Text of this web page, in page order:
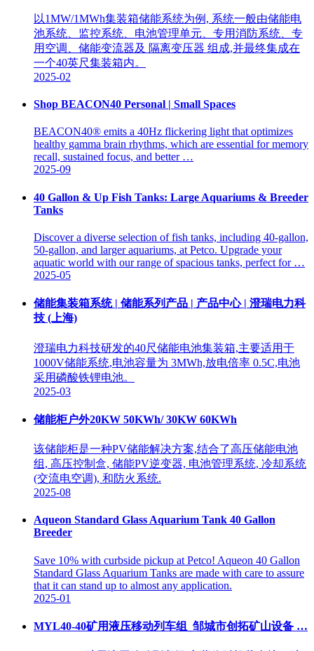
以1MW/1MWh集装箱储能系统为例, 系统一般由储能电
池系统、监控系统、电池管理单元、专用消防系统、专
用空调、储能变流器及 隔离变压器 组成,并最终集成在
一个40英尺集装箱内。
2025-02
Shop BEACON40 Personal | Small Spaces
BEACON40® emits a 40Hz flickering light that optimizes
healthy gamma brain rhythms, which are essential for memory
recall, sustained focus, and better …
2025-09
40 Gallon & Up Fish Tanks: Large Aquariums & Breeder
Tanks
Discover a diverse selection of fish tanks, including 40-gallon,
50-gallon, and larger aquariums, at Petco. Upgrade your
aquatic world with our range of spacious tanks, perfect for …
2025-05
储能集装箱系统 | 储能系列产品 | 产品中心 | 澄瑞电力科
技 (上海)
澄瑞电力科技研发的40尺储能电池集装箱,主要适用于
1000V储能系统,电池容量为 3MWh,放电倍率 0.5C,电池
采用磷酸铁锂电池。
2025-03
储能柜户外20KW 50KWh/ 30KW 60KWh
该储能柜是一种PV储能解决方案,结合了高压储能电池
组, 高压控制盒, 储能PV逆变器, 电池管理系统, 冷却系统
(交流电空调), 和防火系统.
2025-08
Aqueon Standard Glass Aquarium Tank 40 Gallon
Breeder
Save 10% with curbside pickup at Petco! Aqueon 40 Gallon
Standard Glass Aquarium Tanks are made with care to assure
that it can stand up to almost any application.
2025-01
MYL40-40矿用液压移动列车组_邹城市创拓矿山设备 …